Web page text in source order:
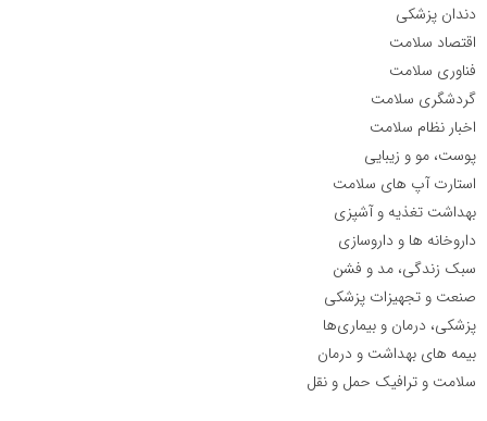
دندان پزشکی
اقتصاد سلامت
فناوری سلامت
گردشگری سلامت
اخبار نظام سلامت
پوست، مو و زیبایی
استارت آپ های سلامت
بهداشت تغذیه و آشپزی
داروخانه ها و داروسازی
سبک زندگی، مد و فشن
صنعت و تجهیزات پزشکی
پزشکی، درمان و بیماری‌ها
بیمه های بهداشت و درمان
سلامت و ترافیک حمل و نقل